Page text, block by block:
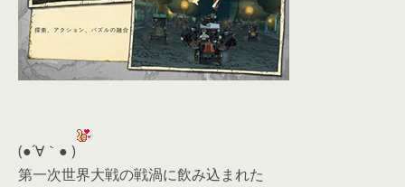
(●´∀｀● )
第一次世界大戦の戦渦に飲み込まれた